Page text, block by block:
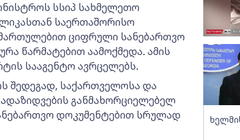
სსიპ სახმელეთო
საერთაშორისო
ციფრული სანებართვო
წარმატებით აამოქმედა. ამის
სააგენტო ავრცელებს.
შედეგად, საქართველოსა და
განმახორციელებელ
დოკუმენტებით სრულად